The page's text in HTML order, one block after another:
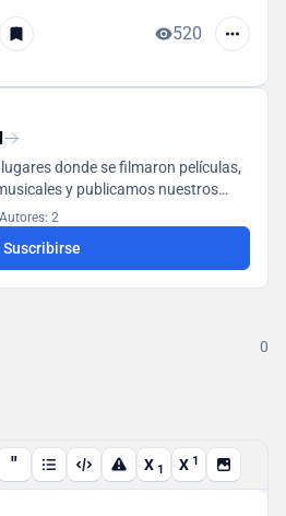
520
donde se filmaron películas,
y publicamos nuestros
base de datos accesible para todos
Autores: 2
Suscribirse
0
" X 1 X 1